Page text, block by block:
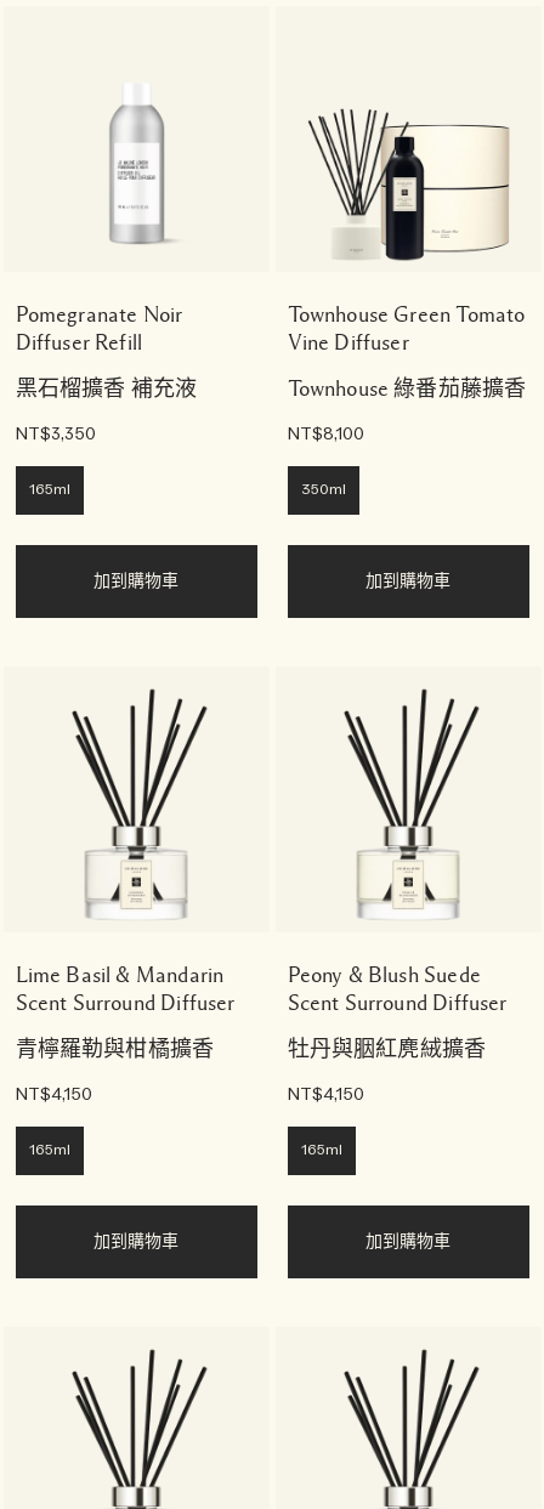
Pomegranate Noir
Diffuser Refill
黑石榴擴香 補充液
NT$3,350
165ml
加到購物車
Townhouse Green Tomato
Vine Diffuser
Townhouse 綠番茄藤擴香
NT$8,100
350ml
加到購物車
Lime Basil & Mandarin
Scent Surround Diffuser
青檸羅勒與柑橘擴香
NT$4,150
165ml
加到購物車
Peony & Blush Suede
Scent Surround Diffuser
牡丹與胭紅麂絨擴香
NT$4,150
165ml
加到購物車